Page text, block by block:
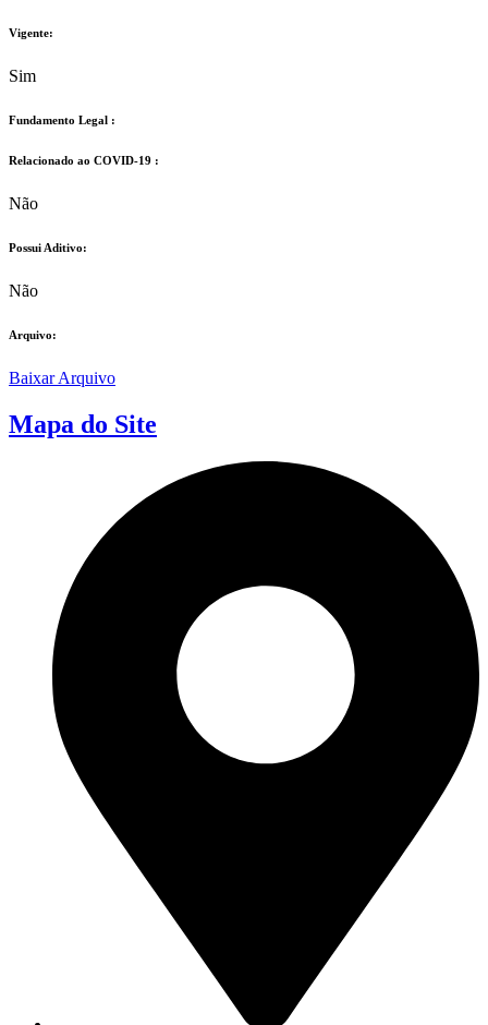
Vigente:
Sim
Fundamento Legal :​
Relacionado ao COVID-19 :​
Não
Possui Aditivo:​
Não
Arquivo:
Baixar Arquivo
Mapa do Site